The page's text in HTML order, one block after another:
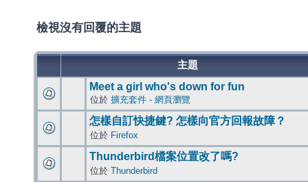
檢視沒有回覆的主題
主題
Meet a girl who's down for fun
位於 擴充套件 - 網頁瀏覽
怎樣自訂快捷鍵? 怎樣向官方回報故障？
位於 Firefox
Thunderbird檔案位置改了嗎?
位於 Thunderbird